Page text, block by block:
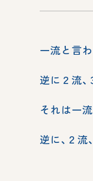
一流と言
逆に２流
それは一
逆に、２